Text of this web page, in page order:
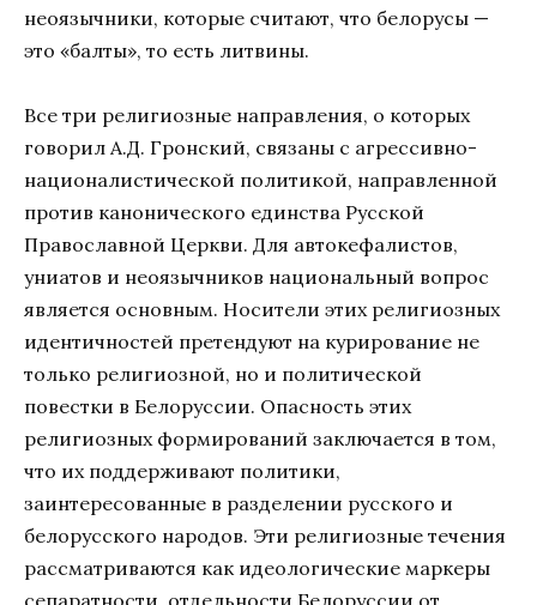
неоязычники, которые считают, что белорусы —
это «балты», то есть литвины.
Все три религиозные направления, о которых
говорил А.Д. Гронский, связаны с агрессивно-
националистической политикой, направленной
против канонического единства Русской
Православной Церкви. Для автокефалистов,
униатов и неоязычников национальный вопрос
является основным. Носители этих религиозных
идентичностей претендуют на курирование не
только религиозной, но и политической
повестки в Белоруссии. Опасность этих
религиозных формирований заключается в том,
что их поддерживают политики,
заинтересованные в разделении русского и
белорусского народов. Эти религиозные течения
рассматриваются как идеологические маркеры